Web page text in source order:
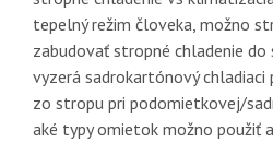
tepelný režim človeka, možno
zabudovať stropné chladenie
vyzerá sadrokartónový
zo stropu pri podomietkovej/
aké typy omietok možno použiť a